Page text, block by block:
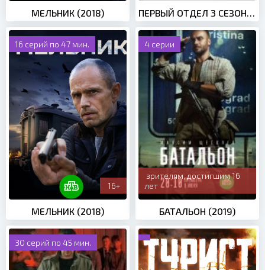
МЕЛЬНИК (2018) ПЕРВЫЙ ОТДЕЛ 3 СЕЗОН (2023)
16 серий по 47 мин.
16+
МЕЛЬНИК (2018)
4 серии
зрителям, достигшим 16
лет
БАТАЛЬОН (2019)
30 серий по 45 мин.